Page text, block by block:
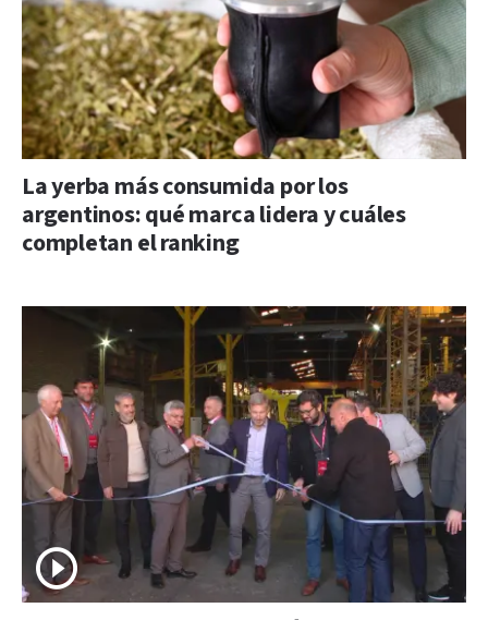
La yerba más consumida por los
argentinos: qué marca lidera y cuáles
completan el ranking